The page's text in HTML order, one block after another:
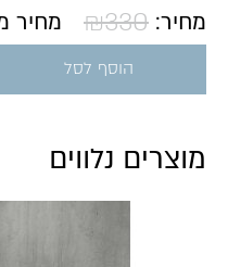
מחיר: ₪330 מחיר
הוסף לסל
מוצרים נלווים